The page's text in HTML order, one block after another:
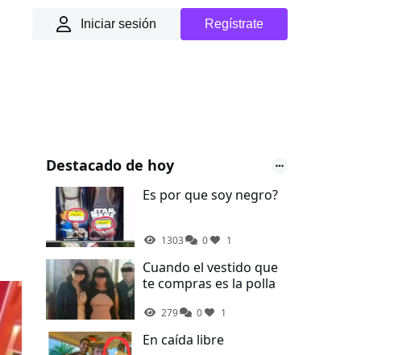
Iniciar sesión Regístrate
Destacado de hoy
Es por que soy negro?
1303 0 1
Cuando el vestido que
te compras es la polla
279 0 1
En caída libre